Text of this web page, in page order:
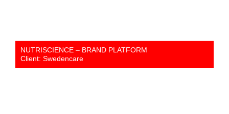
NUTRISCIENCE – BRAND PLATFORM
Client: Swedencare